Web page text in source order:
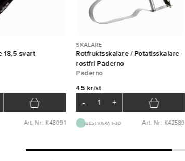
18,5 svart
Art. Nr: K48091
SKALARE
Rotfruktsskalare / Potatisskalare
rostfri Paderno
Paderno
45 kr/st
- +
BEST.VARA 1-3D Art. Nr: K42589